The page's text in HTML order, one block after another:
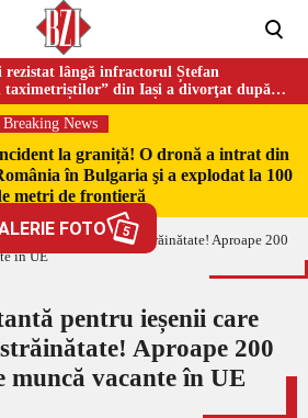
lângă infractorul Ștefan
taximetriștilor” din Iași a divorţat după
Breaking News
la graniță! O dronă a intrat din
în Bulgaria şi a explodat la 100
metri de frontieră
FOTO 5
pentru ieșenii care
Aproape 200
muncă vacante în UE